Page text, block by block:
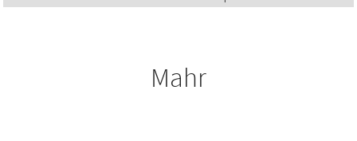
Mahr